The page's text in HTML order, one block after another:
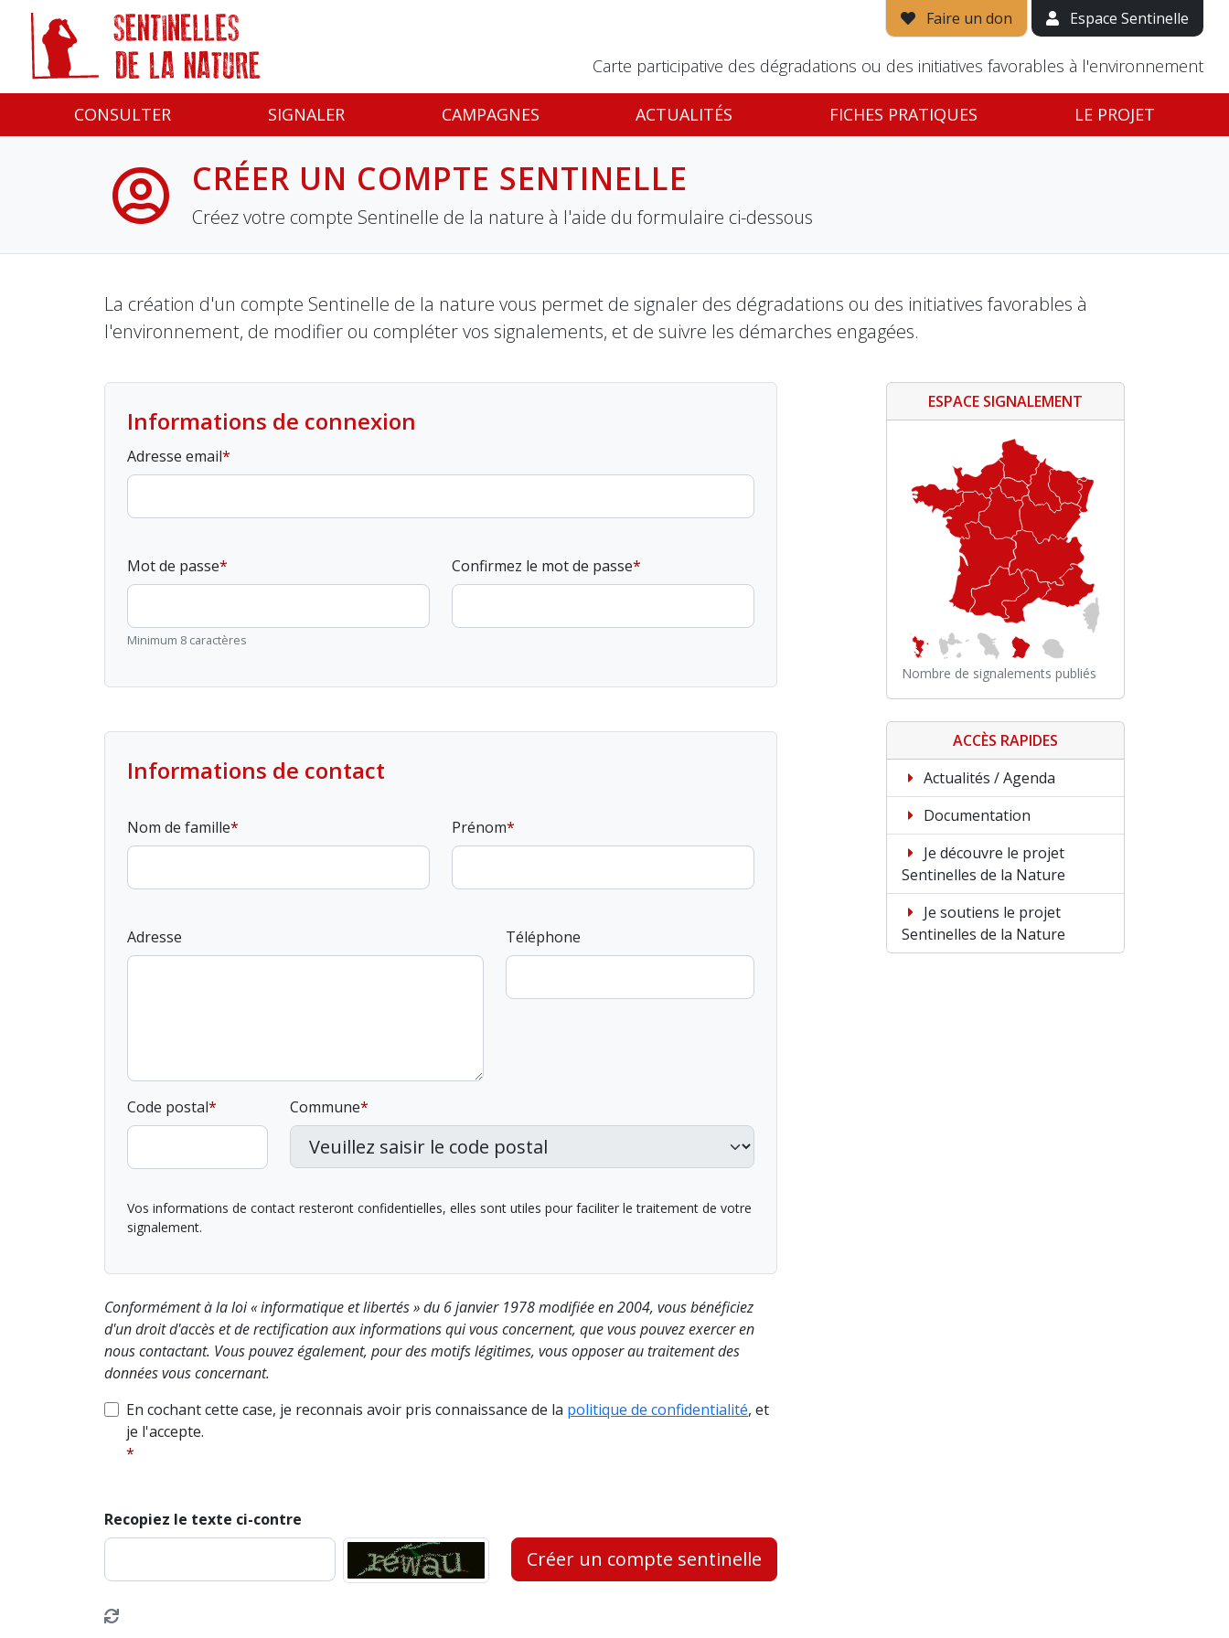
Faire un don Espace Sentinelle
Carte participative des dégradations ou des initiatives favorables à l'environnement
CONSULTER SIGNALER CAMPAGNES ACTUALITÉS FICHES PRATIQUES LE PROJET
CRÉER UN COMPTE SENTINELLE
Créez votre compte Sentinelle de la nature à l'aide du formulaire ci-dessous
La création d'un compte Sentinelle de la nature vous permet de signaler des dégradations ou des initiatives favorables à
l'environnement, de modifier ou compléter vos signalements, et de suivre les démarches engagées.
Informations de connexion
Adresse email
Mot de passe
Minimum 8 caractères
Confirmez le mot de passe
Informations de contact
Nom de famille Prénom
Adresse Téléphone
Code postal Commune
Vos informations de contact resteront confidentielles, elles sont utiles pour faciliter le traitement de votre
signalement.
Conformément à la loi « informatique et libertés » du 6 janvier 1978 modifiée en 2004, vous bénéficiez
d'un droit d'accès et de rectification aux informations qui vous concernent, que vous pouvez exercer en
nous contactant. Vous pouvez également, pour des motifs légitimes, vous opposer au traitement des
données vous concernant.
En cochant cette case, je reconnais avoir pris connaissance de la politique de confidentialité, et
je l'accepte.
Recopiez le texte ci-contre
Créer un compte sentinelle
ESPACE SIGNALEMENT
Nombre de signalements publiés
ACCÈS RAPIDES
Actualités / Agenda
Documentation
Je découvre le projet
Sentinelles de la Nature
Je soutiens le projet
Sentinelles de la Nature
Panneau de gestion des cookies